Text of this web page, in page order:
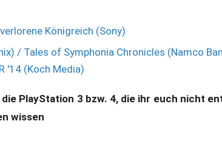
Königreich (Sony)
/ Tales of Symphonia Chronicles (Namco
'14 (Koch Media)
PlayStation 3 bzw. 4, die ihr euch nicht
wissen